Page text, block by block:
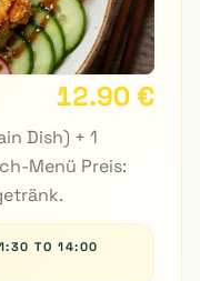
LUNCH CODE
12.90